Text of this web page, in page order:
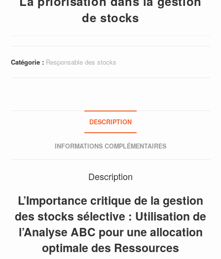
de stocks
Catégorie : Responsable des stocks
DESCRIPTION
INFORMATIONS COMPLÉMENTAIRES
Description
L’Importance critique de la gestion
des stocks sélective : Utilisation de
l’Analyse ABC pour une allocation
optimale des Ressources